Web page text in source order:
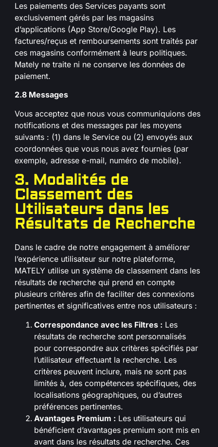
Les paiements des Services payants sont
exclusivement gérés par les magasins
d’applications (App Store/Google Play). Les
factures/reçus et remboursements sont traités par
ces magasins conformément à leurs politiques.
Mately ne traite ni ne conserve les données de
paiement.
2.8 Messages
Vous acceptez que nous vous communiquions des
notifications et des messages par les moyens
suivants : (1) dans le Service ou (2) envoyés aux
coordonnées que vous nous avez fournies (par
exemple, adresse e-mail, numéro de mobile).
3. Modalités de
Classement des
Utilisateurs dans les
Résultats de Recherche
Dans le cadre de notre engagement à améliorer
l’expérience utilisateur sur notre plateforme,
MATELY utilise un système de classement dans les
résultats de recherche qui prend en compte
plusieurs critères afin de faciliter des connexions
pertinentes et significatives entre nos utilisateurs :
Correspondance avec les Filtres : Les
résultats de recherche sont personnalisés
pour correspondre aux critères spécifiés par
l’utilisateur effectuant la recherche. Les
critères peuvent inclure, mais ne sont pas
limités à, des compétences spécifiques, des
localisations géographiques, ou d’autres
préférences pertinentes.
Avantages Premium : Les utilisateurs qui
bénéficient d’avantages premium sont mis en
avant dans les résultats de recherche. Ces